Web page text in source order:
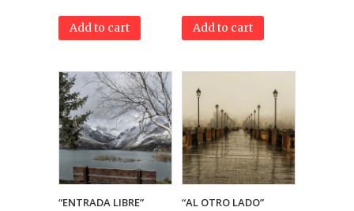
Add to cart Add to cart
“ENTRADA LIBRE”
“AL OTRO LADO”